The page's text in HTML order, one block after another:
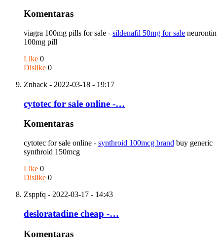
Komentaras
viagra 100mg pills for sale - sildenafil 50mg for sale neurontin
100mg pill
Like 0
Dislike 0
Znhack - 2022-03-18 - 19:17
cytotec for sale online -…
Komentaras
cytotec for sale online - synthroid 100mcg brand buy generic
synthroid 150mcg
Like 0
Dislike 0
Zsppfq - 2022-03-17 - 14:43
desloratadine cheap -…
Komentaras